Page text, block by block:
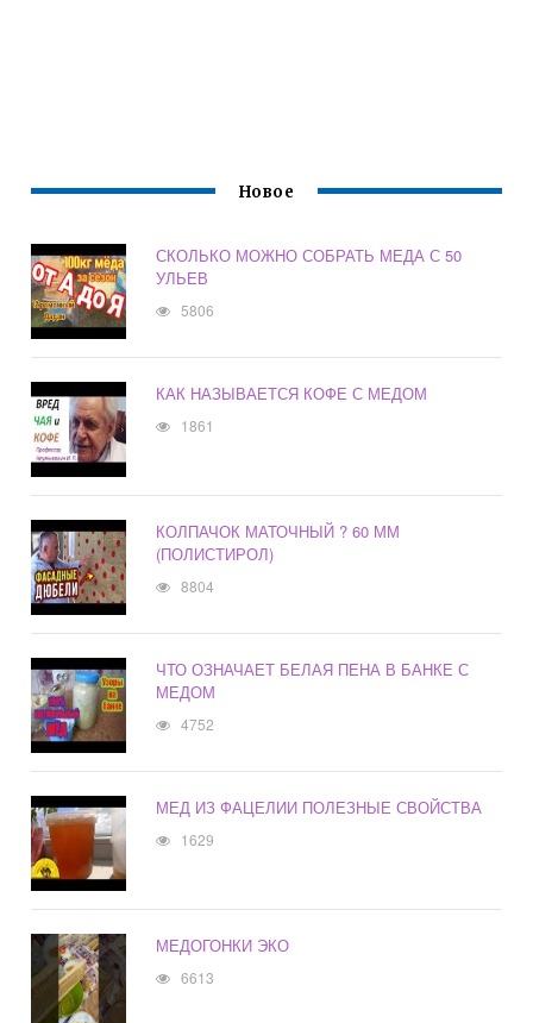
Новое
СКОЛЬКО МОЖНО СОБРАТЬ МЕДА С 50
УЛЬЕВ
5806
КАК НАЗЫВАЕТСЯ КОФЕ С МЕДОМ
1861
КОЛПАЧОК МАТОЧНЫЙ ? 60 ММ
(ПОЛИСТИРОЛ)
8804
ЧТО ОЗНАЧАЕТ БЕЛАЯ ПЕНА В БАНКЕ С
МЕДОМ
4752
МЕД ИЗ ФАЦЕЛИИ ПОЛЕЗНЫЕ СВОЙСТВА
1629
МЕДОГОНКИ ЭКО
6613